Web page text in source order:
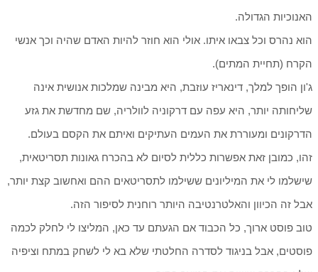
האנוכיות הגדולה.
הוא נהרס וכל צבאו איתו. אולי הוא חוזר להיות האדם שהיה וכך אנשי
הקרח (תחיית המתים).
ג'ון הופך למלך, דינאריז עוזבת, היא מבינה שמלכות אנושית אינה
שליחותה יותר, היא עפה עם דרקוניה לוולריה, שם מחדשת את גזע
הדרקונים ומעוררת את העמים העתיקים ואיתם את הקסם בעולם.
זהו, כמובן זאת אפשרות כללית לסיום לא בהכרח גאונות תסריטאית,
שישלמו לי את המיליונים ששילמו לתסריטאים ההם ואחשוב קצת יותר,
אבל זה הכיוון והאלטרנטיבה היותר רוחנית לסיפור הזה.
טוב פוסט ארוך, כל הכבוד אם הגעתם עד כאן, המליצו לי לחלק לכמה
פוסטים, אבל בניגוד לסדרה החלטתי שלא בא לי לשחק במתח וציפיה